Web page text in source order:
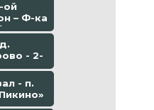
ой
– Ф-ка
- 2-
он -
- п.